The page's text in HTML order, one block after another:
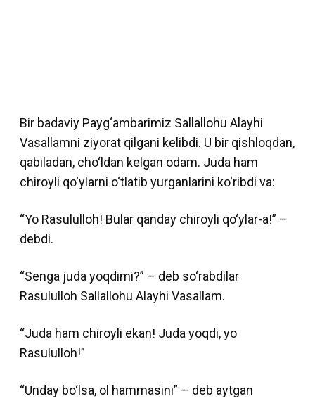
Bir badaviy Payg‘ambarimiz Sallallohu Alayhi
Vasallamni ziyorat qilgani kelibdi. U bir qishloqdan,
qabiladan, cho‘ldan kelgan odam. Juda ham
chiroyli qo‘ylarni o‘tlatib yurganlarini ko‘ribdi va:
“Yo Rasululloh! Bular qanday chiroyli qo‘ylar-a!” –
debdi.
“Senga juda yoqdimi?” – deb so‘rabdilar
Rasululloh Sallallohu Alayhi Vasallam.
“Juda ham chiroyli ekan! Juda yoqdi, yo
Rasululloh!”
“Unday bo‘lsa, ol hammasini” – deb aytgan